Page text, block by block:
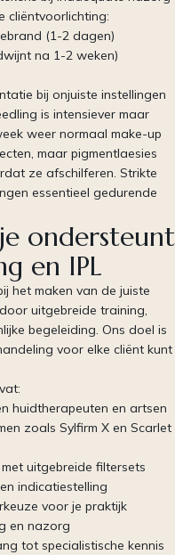
cliëntvoorlichting:
(1-2 dagen)
na 1-2 weken)
bij onjuiste instellingen
is intensiever maar
weer normaal make-up
maar pigmentlaesies
ze afschilferen. Strikte
essentieel gedurende
ondersteunt
en IPL
het maken van de juiste
uitgebreide training,
begeleiding. Ons doel is
voor elke cliënt kunt
huidtherapeuten en artsen
zoals Sylfirm X en Scarlet
uitgebreide filtersets
indicatiestelling
voor je praktijk
en nazorg
tot specialistische kennis